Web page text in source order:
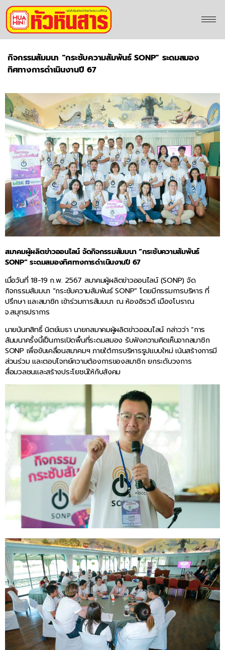
กิจกรรมสัมมนา “กระชับความสัมพันธ์ SONP” ระดมสมอง
ทิศทางการดำเนินงานปี 67
สมาคมผู้ผลิตข่าวออนไลน์ จัดกิจกรรมสัมมนา “กระชับความสัมพันธ์
SONP” ระดมสมองทิศทางการดำเนินงานปี 67
เมื่อวันที่ 18-19 ก.พ. 2567 สมาคมผู้ผลิตข่าวออนไลน์ (SONP) จัด
กิจกรรมสัมมนา “กระชับความสัมพันธ์ SONP” โดยมีกรรมการบริหาร ที่
ปรึกษา และสมาชิก เข้าร่วมการสัมมนา ณ ห้องอิรวดี เมืองโบราณ
จ.สมุทรปราการ
นายนันทสิทธิ์ นิตย์เมธา นายกสมาคมผู้ผลิตข่าวออนไลน์ กล่าวว่า “การ
สัมมนาครั้งนี้เป็นการเปิดพื้นที่ระดมสมอง รับฟังความคิดเห็นจากสมาชิก
SONP เพื่อขับเคลื่อนสมาคมฯ ภายใต้การบริหารรูปแบบใหม่ เน้นสร้างการมี
ส่วนร่วม และตอบโจทย์ความต้องการของสมาชิก ยกระดับวงการ
สื่อมวลชนและสร้างประโยชน์ให้กับสังคม